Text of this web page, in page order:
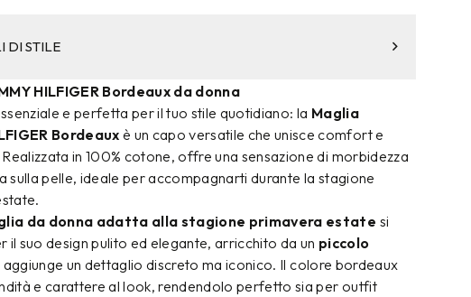
DI STILE
HILFIGER Bordeaux da donna
e perfetta per il tuo stile quotidiano: la Maglia
Bordeauxè un capo versatile che unisce comfort e
in 100% cotone, offre una sensazione di morbidezza
sulla pelle, ideale per accompagnarti durante la stagione
da donna adatta alla stagione primavera estate si
il suo design pulito ed elegante, arricchito da un piccolo
aggiunge un dettaglio discreto ma iconico. Il colore bordeaux
e carattere al look, rendendolo perfetto sia per outfit